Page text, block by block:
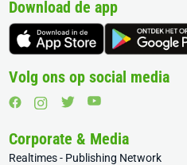
Download de app
Volg ons op social media
Corporate & Media
Realtimes - Publishing Network